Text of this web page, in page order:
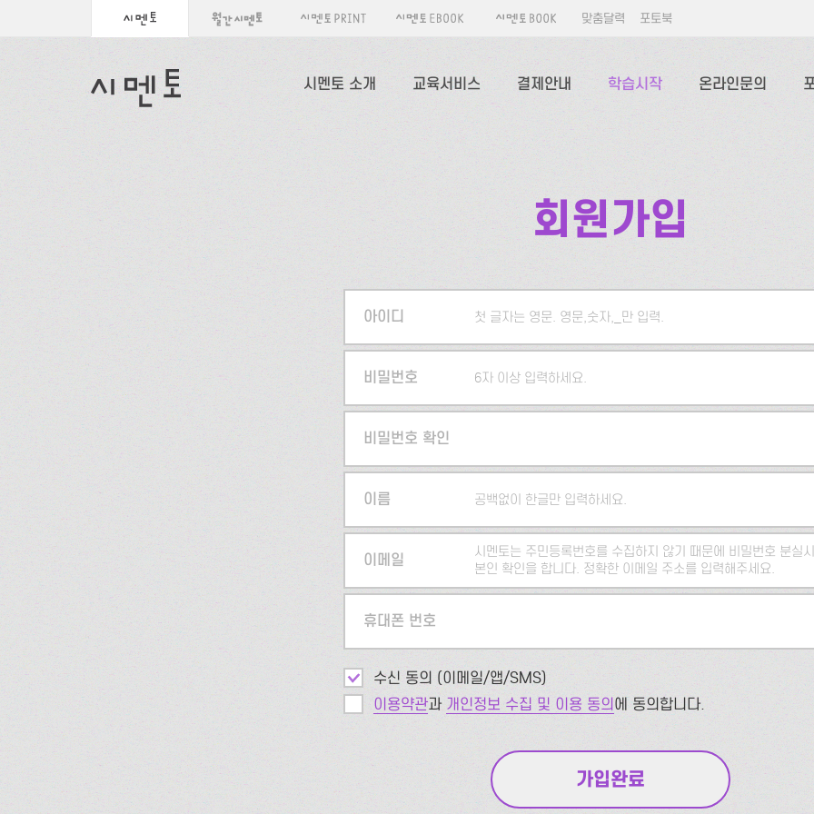
맞춤달력 포토북
시멘토 소개 교육서비스 결제안내 학습시작 온라인문의
회원가입
아이디 첫 글자는 영문. 영문,숫자,_만 입력.
5자 이상 입력하세요.
비밀번호 6자 이상 입력하세요.
비밀번호 확인
이름 공백없이 한글만 입력하세요.
이메일
시멘토는 주민등록번호를 수집하지 않기 때문에 비밀번호 분실
본인 확인을 합니다. 정확한 이메일 주소를 입력해주세요.
휴대폰 번호
수신 동의 (이메일/앱/SMS)
이용약관과 개인정보 수집 및 이용 동의에 동의합니다.